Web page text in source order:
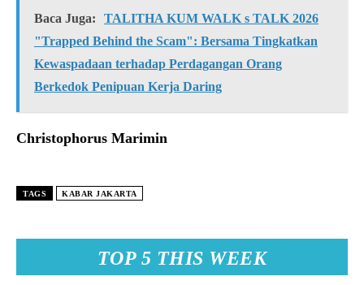
TOP 5 THIS WEEK
Baca Juga:
TALITHA KUM WALK s TALK 2026
"Trapped Behind the Scam": Bersama Tingkatkan
Kewaspadaan terhadap Perdagangan Orang
Berkedok Penipuan Kerja Daring
Christophorus Marimin
TAGS KABAR JAKARTA